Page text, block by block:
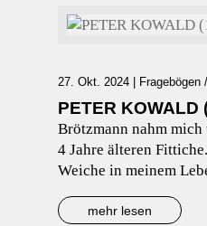
PETER KOWALD
27. Okt. 2024 | Fragebögen
Brötzmann nahm mich
4 Jahre älteren
Weiche in meinem
mehr lesen